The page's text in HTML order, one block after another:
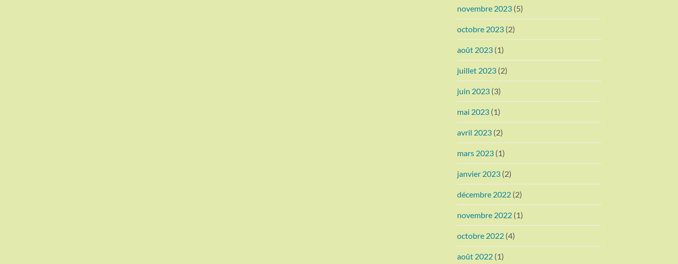
novembre 2023 (5)
octobre 2023 (2)
août 2023 (1)
juillet 2023 (2)
juin 2023 (3)
mai 2023 (1)
avril 2023 (2)
mars 2023 (1)
janvier 2023 (2)
décembre 2022 (2)
novembre 2022 (1)
octobre 2022 (4)
août 2022 (1)